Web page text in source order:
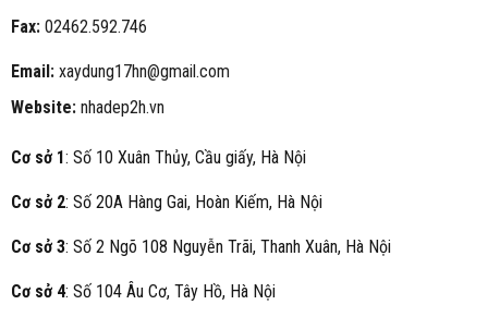
Fax:02462.592.746
Email:xaydung17hn@gmail.com
Website:nhadep2h.vn
Cơ sở 1: Số 10 Xuân Thủy, Cầu giấy, Hà Nội
Cơ sở 2: Số 20A Hàng Gai, Hoàn Kiếm, Hà Nội
Cơ sở 3: Số 2 Ngõ 108 Nguyễn Trãi, Thanh Xuân, Hà Nội
Cơ sở 4: Số 104 Âu Cơ, Tây Hồ, Hà Nội